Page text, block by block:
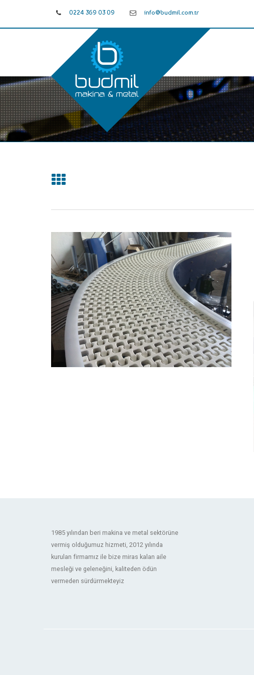
0224 369 03 09 info@budmil.com.tr
1985 yılından beri makina ve metal sektörüne
vermiş olduğumuz hizmeti, 2012 yılında
kurulan firmamız ile bize miras kalan aile
mesleği ve geleneğini, kaliteden ödün
vermeden sürdürmekteyiz